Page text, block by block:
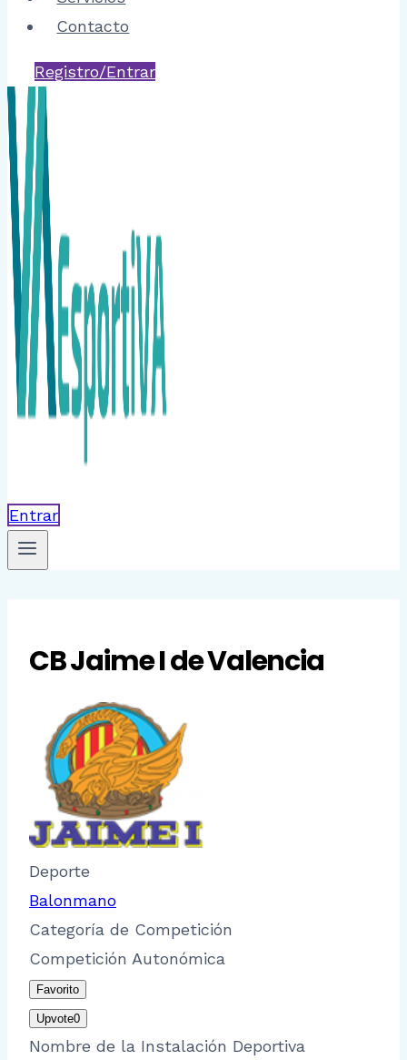
Contacto
Registro/Entrar
Entrar
CB Jaime I de Valencia
Deporte
Balonmano
Categoría de Competición
Competición Autonómica
Favorito
Upvote0
Nombre de la Instalación Deportiva